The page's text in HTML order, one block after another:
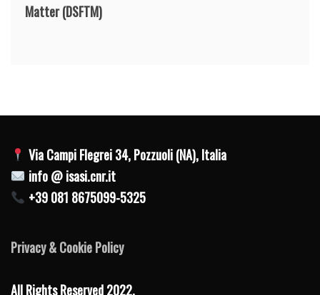
Matter(DSFTM)
Via Campi Flegrei 34, Pozzuoli (NA), Italia
info @ isasi.cnr.it
+39 081 8675099-5325
Privacy & Cookie Policy
All Rights Reserved 2022.